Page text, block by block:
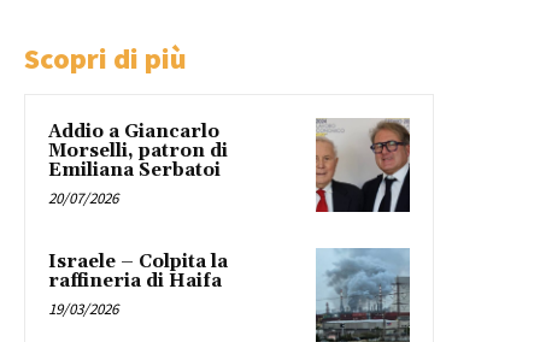
Scopri di più
Addio a Giancarlo
Morselli, patron di
Emiliana Serbatoi
20/07/2026
Israele – Colpita la
raffineria di Haifa
19/03/2026